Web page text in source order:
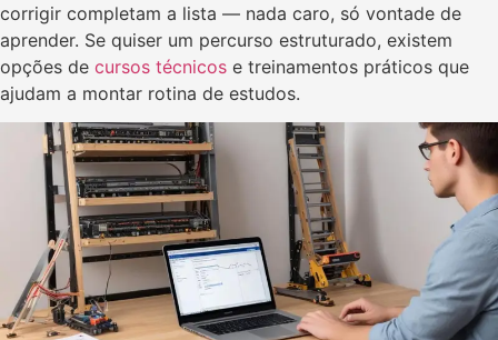
corrigir completam a lista — nada caro, só vontade de
aprender. Se quiser um percurso estruturado, existem
opções de cursos técnicos e treinamentos práticos que
ajudam a montar rotina de estudos.